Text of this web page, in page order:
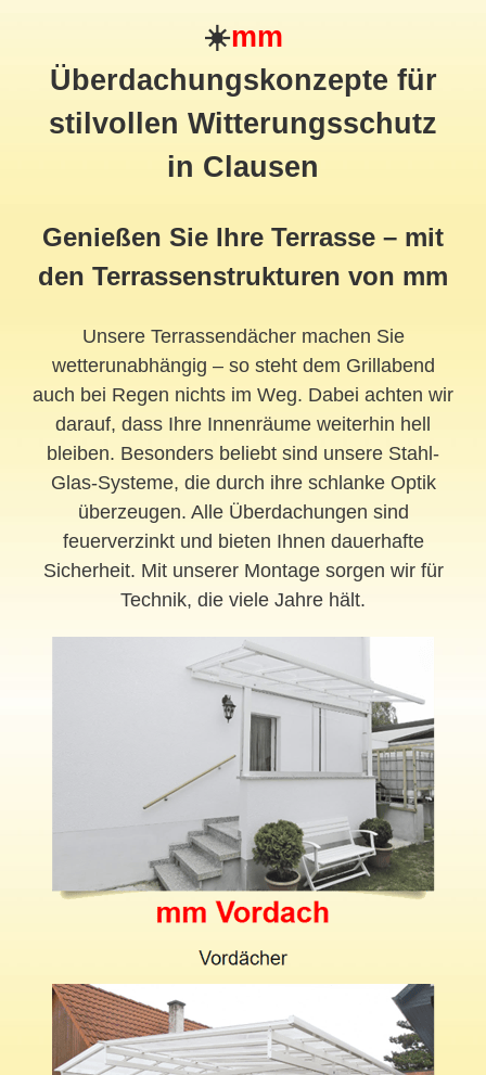
☀️mm
Überdachungskonzepte für
stilvollen Witterungsschutz
in Clausen
Genießen Sie Ihre Terrasse – mit
den Terrassenstrukturen von mm
Unsere Terrassendächer machen Sie
wetterunabhängig – so steht dem Grillabend
auch bei Regen nichts im Weg. Dabei achten wir
darauf, dass Ihre Innenräume weiterhin hell
bleiben. Besonders beliebt sind unsere Stahl-
Glas-Systeme, die durch ihre schlanke Optik
überzeugen. Alle Überdachungen sind
feuerverzinkt und bieten Ihnen dauerhafte
Sicherheit. Mit unserer Montage sorgen wir für
Technik, die viele Jahre hält.